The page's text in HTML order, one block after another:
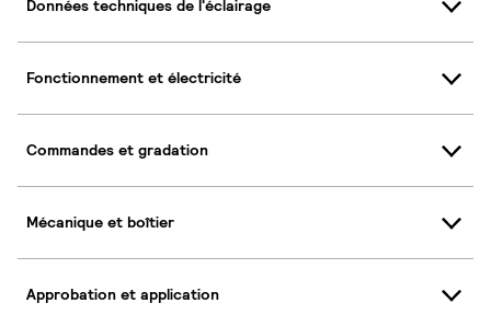
Données techniques de l'éclairage
Fonctionnement et électricité
Commandes et gradation
Mécanique et boîtier
Approbation et application